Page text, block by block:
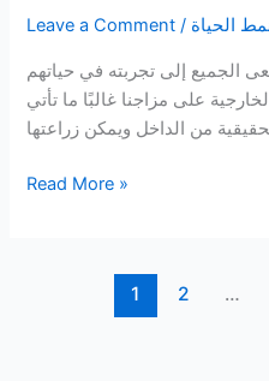
Leave a Comment / الحياة
الجميع إلى تجربته في حياتهم
على مزاجنا غالبًا ما تأتي
من الداخل ويمكن زراعتها
كيف
Read More »
1 2 …